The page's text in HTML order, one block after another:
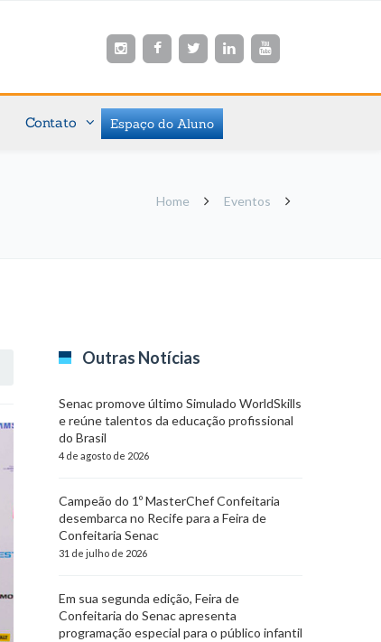
Contato Espaço do Aluno
Home Eventos
Outras Notícias
Senac promove último Simulado WorldSkills
e reúne talentos da educação profissional
do Brasil
4 de agosto de 2026
Campeão do 1º MasterChef Confeitaria
desembarca no Recife para a Feira de
Confeitaria Senac
31 de julho de 2026
Em sua segunda edição, Feira de
Confeitaria do Senac apresenta
programação especial para o público infantil